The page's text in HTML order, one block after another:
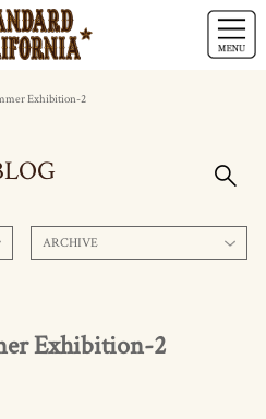
Exhibition-2
ARCHIVE
Exhibition-2